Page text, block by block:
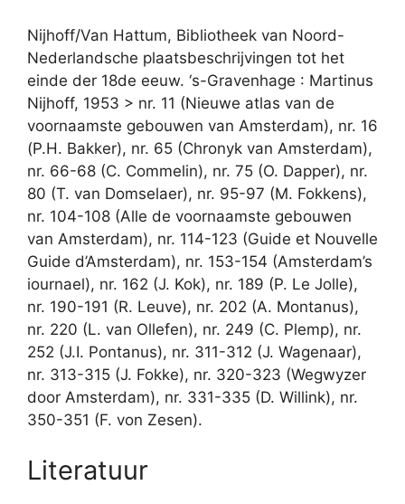
Nijhoff/Van Hattum, Bibliotheek van Noord-
Nederlandsche plaatsbeschrijvingen tot het
einde der 18de eeuw. ‘s-Gravenhage : Martinus
Nijhoff, 1953 > nr. 11 (Nieuwe atlas van de
voornaamste gebouwen van Amsterdam), nr. 16
(P.H. Bakker), nr. 65 (Chronyk van Amsterdam),
nr. 66-68 (C. Commelin), nr. 75 (O. Dapper), nr.
80 (T. van Domselaer), nr. 95-97 (M. Fokkens),
nr. 104-108 (Alle de voornaamste gebouwen
van Amsterdam), nr. 114-123 (Guide et Nouvelle
Guide d’Amsterdam), nr. 153-154 (Amsterdam’s
iournael), nr. 162 (J. Kok), nr. 189 (P. Le Jolle),
nr. 190-191 (R. Leuve), nr. 202 (A. Montanus),
nr. 220 (L. van Ollefen), nr. 249 (C. Plemp), nr.
252 (J.I. Pontanus), nr. 311-312 (J. Wagenaar),
nr. 313-315 (J. Fokke), nr. 320-323 (Wegwyzer
door Amsterdam), nr. 331-335 (D. Willink), nr.
350-351 (F. von Zesen).
Literatuur